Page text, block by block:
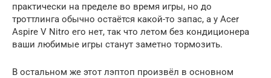
практически на пределе во время игры, но до
троттлинга обычно остаётся какой-то запас, а у Acer
Aspire V Nitro его нет, так что летом без кондиционера
ваши любимые игры станут заметно тормозить.
В остальном же этот лэптоп произвёл в основном